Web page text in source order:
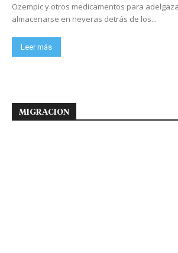
Ozempic y otros medicamentos para
almacenarse en neveras detrás de los...
Leer más
MIGRACION